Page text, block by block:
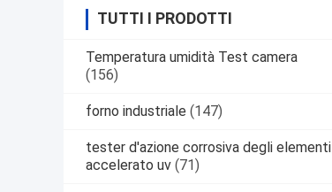
TUTTI I PRODOTTI
Temperatura umidità Test camera
(156)
forno industriale (147)
tester d'azione corrosiva degli elementi
accelerato uv (71)